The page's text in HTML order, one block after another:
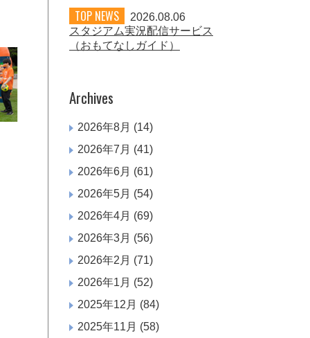
TOP NEWS
2026.08.06
スタジアム実況配信サービス
（おもてなしガイド）
Archives
2026年8月 (14)
2026年7月 (41)
2026年6月 (61)
2026年5月 (54)
2026年4月 (69)
2026年3月 (56)
2026年2月 (71)
2026年1月 (52)
2025年12月 (84)
2025年11月 (58)